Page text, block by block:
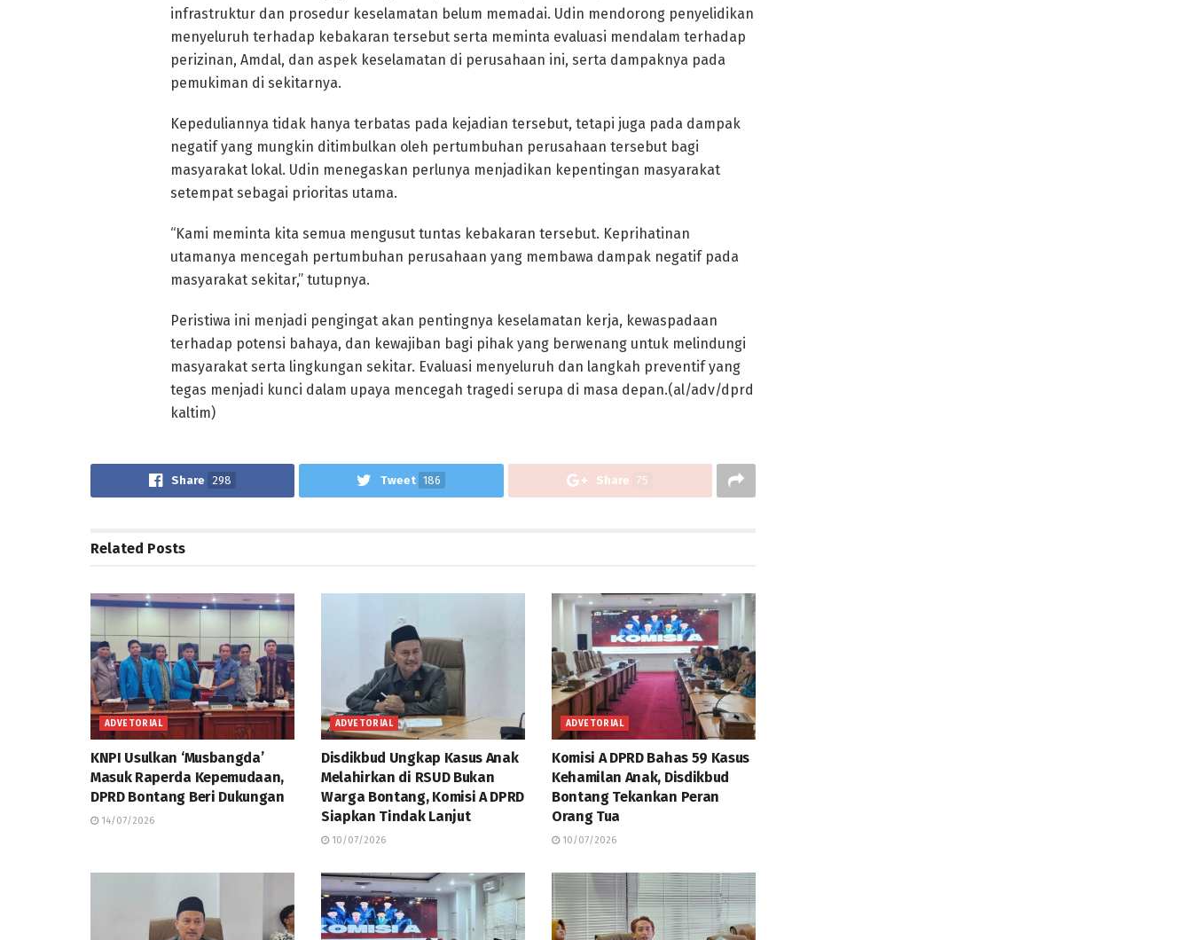
infrastruktur dan prosedur keselamatan belum memadai. Udin mendorong penyelidikan
menyeluruh terhadap kebakaran tersebut serta meminta evaluasi mendalam terhadap
perizinan, Amdal, dan aspek keselamatan di perusahaan ini, serta dampaknya pada
pemukiman di sekitarnya.
Kepeduliannya tidak hanya terbatas pada kejadian tersebut, tetapi juga pada dampak
negatif yang mungkin ditimbulkan oleh pertumbuhan perusahaan tersebut bagi
masyarakat lokal. Udin menegaskan perlunya menjadikan kepentingan masyarakat
setempat sebagai prioritas utama.
“Kami meminta kita semua mengusut tuntas kebakaran tersebut. Keprihatinan
utamanya mencegah pertumbuhan perusahaan yang membawa dampak negatif pada
masyarakat sekitar,” tutupnya.
Peristiwa ini menjadi pengingat akan pentingnya keselamatan kerja, kewaspadaan
terhadap potensi bahaya, dan kewajiban bagi pihak yang berwenang untuk melindungi
masyarakat serta lingkungan sekitar. Evaluasi menyeluruh dan langkah preventif yang
tegas menjadi kunci dalam upaya mencegah tragedi serupa di masa depan.(al/adv/dprd
kaltim)
Share 298 Tweet 186 Share 75
Related Posts
ADVETORIAL
KNPI Usulkan ‘Musbangda’
Masuk Raperda Kepemudaan,
DPRD Bontang Beri Dukungan
14/07/2026
ADVETORIAL
Disdikbud Ungkap Kasus Anak
Melahirkan di RSUD Bukan
Warga Bontang, Komisi A DPRD
Siapkan Tindak Lanjut
10/07/2026
ADVETORIAL
Komisi A DPRD Bahas 59 Kasus
Kehamilan Anak, Disdikbud
Bontang Tekankan Peran
Orang Tua
10/07/2026